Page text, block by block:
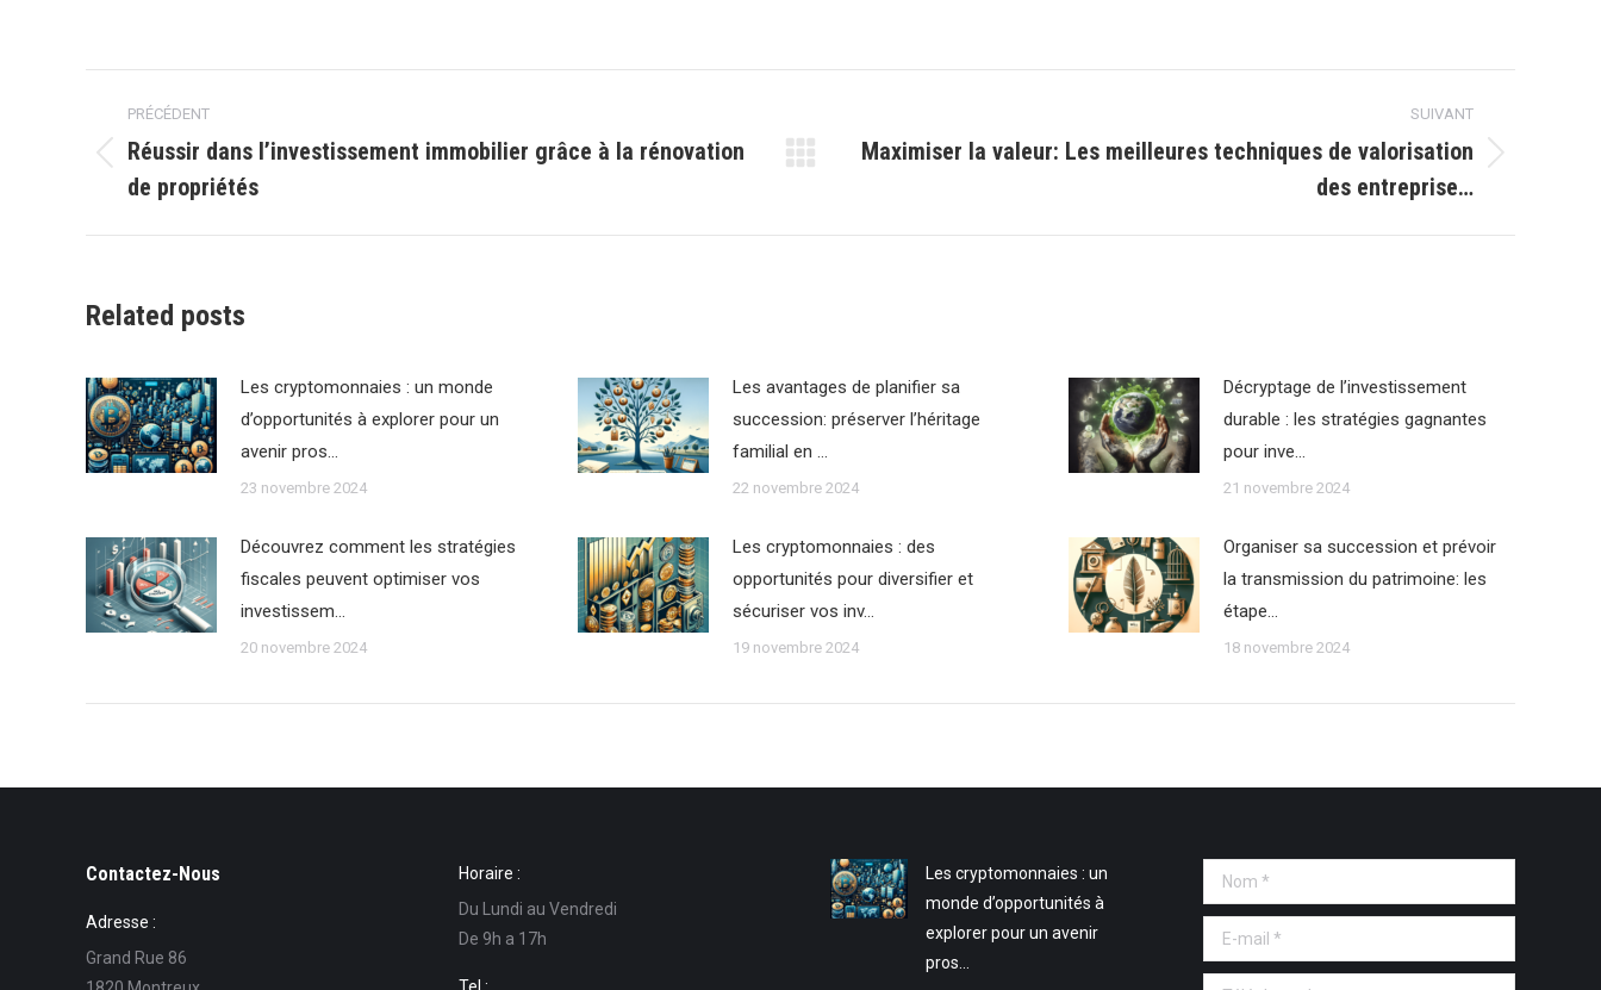
Navigation
article
PRÉCÉDENT
précédent
:
Réussir dans l’investissement immobilier grâce à la rénovation
de propriétés
SUIVANT
:
Maximiser la valeur: Les meilleures techniques de valorisation
des entreprise…
Related posts
Les cryptomonnaies : un monde
d’opportunités à explorer pour un
avenir pros…
23 novembre 2024
Les avantages de planifier sa
succession: préserver l’héritage
familial en …
22 novembre 2024
Décryptage de l’investissement
durable : les stratégies gagnantes
pour inve…
21 novembre 2024
Découvrez comment les stratégies
fiscales peuvent optimiser vos
investissem…
20 novembre 2024
Les cryptomonnaies : des
opportunités pour diversifier et
sécuriser vos inv…
19 novembre 2024
Organiser sa succession et prévoir
la transmission du patrimoine: les
étape…
18 novembre 2024
Contactez-Nous
Adresse :
Grand Rue 86
Horaire :
Du Lundi au Vendredi
De 9h a 17h
Les cryptomonnaies : un
monde d’opportunités à
explorer pour un avenir
pros…
Nom *
E-mail *